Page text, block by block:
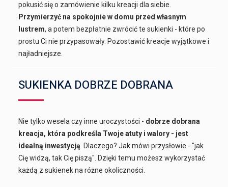
pokusić się o zamówienie kilku kreacji dla siebie.
Przymierzyć na spokojnie w domu przed własnym
lustrem, a potem bezpłatnie zwrócić te sukienki - które po
prostu Ci nie przypasowały. Pozostawić kreacje wyjątkowe i
najładniejsze.
SUKIENKA DOBRZE DOBRANA
Nie tylko wesela czy inne uroczystości - dobrze dobrana
kreacja, która podkreśla Twoje atuty i walory - jest
idealną inwestycją . Dlaczego? Jak mówi przysłowie - "jak
Cię widzą, tak Cię piszą". Dzięki temu możesz wykorzystać
każdą z sukienek na różne okoliczności.